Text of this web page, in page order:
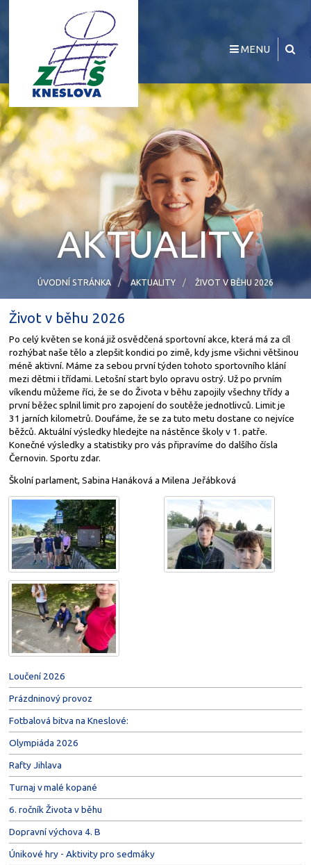
MENU
AKTUALITY
ÚVODNÍ STRÁNKA AKTUALITY ŽIVOT V BĚHU 2026
Loučení 2026
Prázdninový provoz
Fotbalová bitva na Kneslové:
Olympiáda 2026
Rafty Jihlava
Turnaj v malé kopané
6. ročník Života v běhu
Dopravní výchova 4. B
Únikové hry - Aktivity pro sedmáky
Život v běhu 2026
Po celý květen se koná již osvědčená sportovní akce, která má za cíl
rozhýbat naše tělo a zlepšit kondici po zimě, kdy jsme všichni většinou
méně aktivní. Máme za sebou první týden tohoto sportovního klání
mezi dětmi i třídami. Letošní start bylo opravu ostrý. Už po prvním
víkendu můžeme říci, že se do Života v běhu zapojily všechny třídy a
první běžec splnil limit pro zapojení do soutěže jednotlivců. Limit je
31 jarních kilometrů. Doufáme, že se za tuto metu dostane co nejvíce
běžců. Aktuální výsledky hledejte na nástěnce školy v 1. patře.
Konečné výsledky a statistiky pro vás připravíme do dalšího čísla
Černovin. Sportu zdar.
Školní parlament, Sabina Hanáková a Milena Jeřábková